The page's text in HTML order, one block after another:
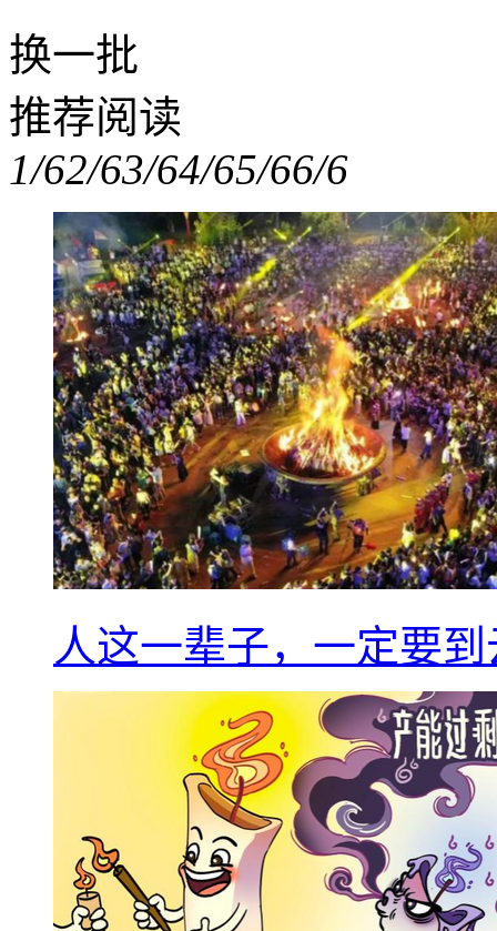
换一批
推荐阅读
1/62/63/64/65/66/6
人这一辈子，一定要